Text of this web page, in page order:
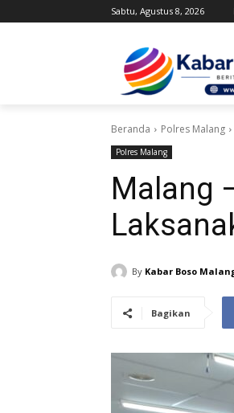
Sabtu, Agustus 8, 2026
Beranda Polres Malang
Polres Malang
Malang
By Kabar Boso
Bagikan